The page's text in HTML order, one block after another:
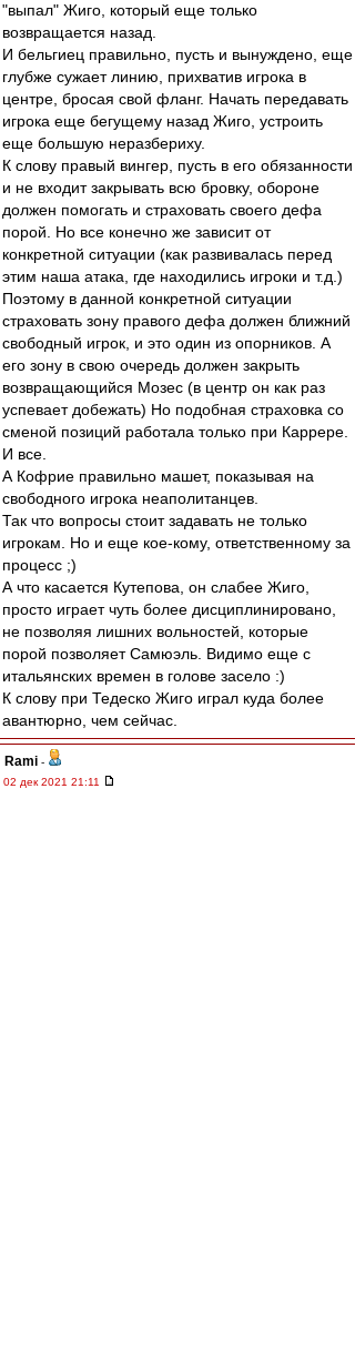
"выпал" Жиго, который еще только
возвращается назад.
И бельгиец правильно, пусть и вынуждено, еще
глубже сужает линию, прихватив игрока в
центре, бросая свой фланг. Начать передавать
игрока еще бегущему назад Жиго, устроить
еще большую неразбериху.
К слову правый вингер, пусть в его обязанности
и не входит закрывать всю бровку, обороне
должен помогать и страховать своего дефа
порой. Но все конечно же зависит от
конкретной ситуации (как развивалась перед
этим наша атака, где находились игроки и т.д.)
Поэтому в данной конкретной ситуации
страховать зону правого дефа должен ближний
свободный игрок, и это один из опорников. А
его зону в свою очередь должен закрыть
возвращающийся Мозес (в центр он как раз
успевает добежать) Но подобная страховка со
сменой позиций работала только при Каррере.
И все.
А Кофрие правильно машет, показывая на
свободного игрока неаполитанцев.
Так что вопросы стоит задавать не только
игрокам. Но и еще кое-кому, ответственному за
процесс ;)
А что касается Кутепова, он слабее Жиго,
просто играет чуть более дисциплинировано,
не позволяя лишних вольностей, которые
порой позволяет Самюэль. Видимо еще с
итальянских времен в голове засело :)
К слову при Тедеско Жиго играл куда более
авантюрно, чем сейчас.
Rami -
02 дек 2021 21:11